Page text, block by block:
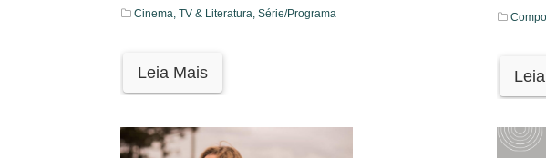
Cinema, TV & Literatura, Série/Programa
Leia Mais